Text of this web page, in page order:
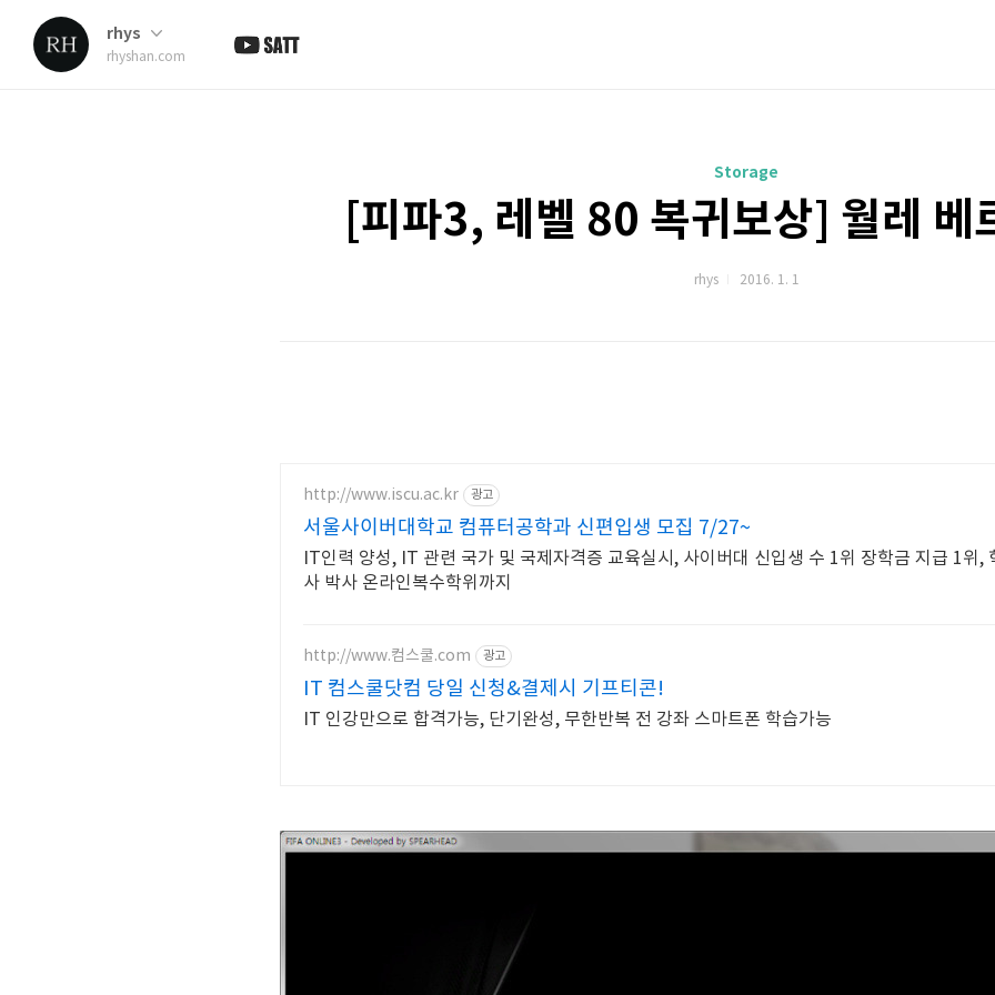
rhys
rhyshan.com
Storage
[피파3, 레벨 80 복귀보상] 월레 베
rhys 2016. 1. 1
http://www.iscu.ac.kr 광고
서울사이버대학교 컴퓨터공학과 신편입생 모집 7/27~
IT인력 양성, IT 관련 국가 및 국제자격증 교육실시, 사이버대 신입생 수 1위 장학금 지급 1위,
사 박사 온라인복수학위까지
http://www.컴스쿨.com 광고
IT 컴스쿨닷컴 당일 신청&결제시 기프티콘!
IT 인강만으로 합격가능, 단기완성, 무한반복 전 강좌 스마트폰 학습가능